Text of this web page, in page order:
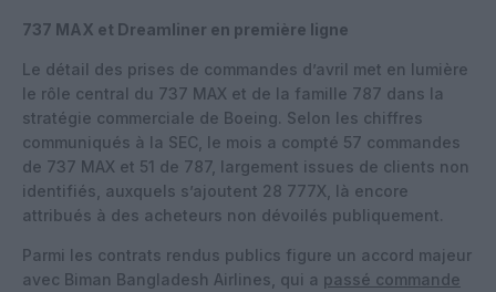
737 MAX et Dreamliner en première ligne
Le détail des prises de commandes d’avril met en lumière
le rôle central du 737 MAX et de la famille 787 dans la
stratégie commerciale de Boeing. Selon les chiffres
communiqués à la SEC, le mois a compté 57 commandes
de 737 MAX et 51 de 787, largement issues de clients non
identifiés, auxquels s’ajoutent 28 777X, là encore
attribués à des acheteurs non dévoilés publiquement.
Parmi les contrats rendus publics figure un accord majeur
avec Biman Bangladesh Airlines, qui a passé commande